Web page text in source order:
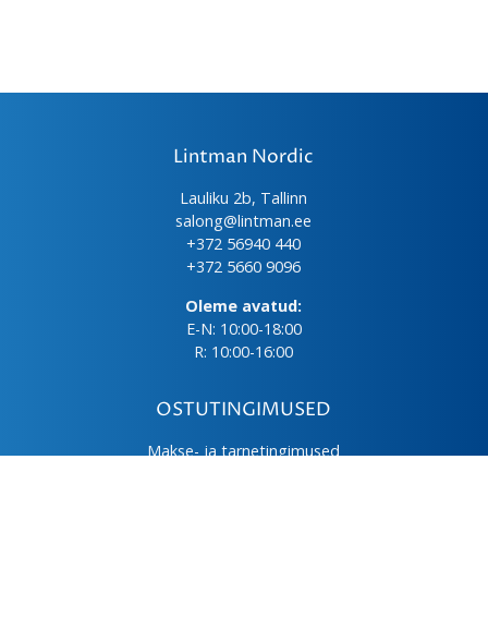
Lintman Nordic
Lauliku 2b, Tallinn
salong@lintman.ee
+372 56940 440
+372 5660 9096
Oleme avatud:
E-N: 10:00-18:00
R: 10:00-16:00
OSTUTINGIMUSED
Makse- ja tarnetingimused